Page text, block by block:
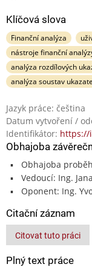
Klíčová slova
Finanční analýza
nástroje finanční
analýza rozdílových
analýza soustav
Jazyk práce: čeština
Datum vytvoření /
Identifikátor: https://
Obhajoba
Obhajoba
Vedoucí: Ing.
Oponent: Ing.
Citační záznam
Citovat tuto práci
Plný text práce